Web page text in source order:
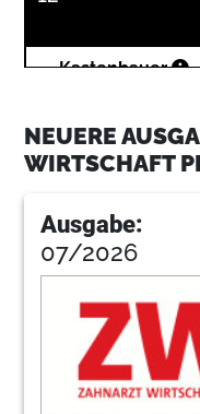
14Kastenbauer
16Rfokus
18Saekel2
Huth
Kracktafuro
NEUERE
WIRTSCHAFT
Ausgabe:
07/2026